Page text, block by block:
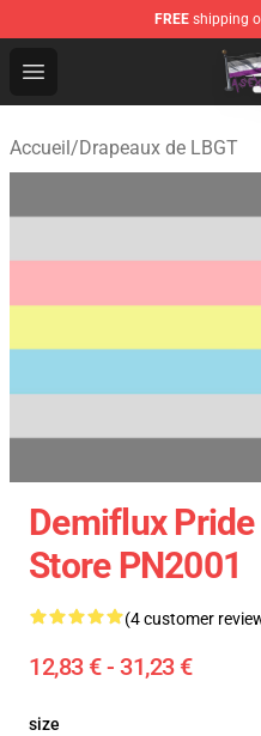
FREE shipping
Open menu
Asexual Flag Shop -
Accueil/Drapeaux de LBGT
Demiflux
Store PN2001
(4 customer
12,83 € - 31,23 €
size